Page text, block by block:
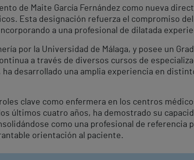
de Maite García Fernández como nueva
Esta designación refuerza el compromiso
a una profesional de dilatada
por la Universidad de Málaga, y posee un
a través de diversos cursos de
ha desarrollado una amplia experiencia en
clave como enfermera en los centros
últimos cuatro años, ha demostrado su
como una profesional de referencia
orientación al paciente.